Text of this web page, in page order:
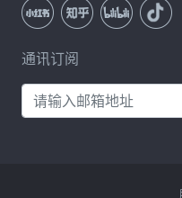
通讯订阅